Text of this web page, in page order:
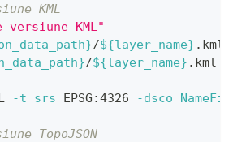
KML
versiune KML"
/${layer_name} .kml
/${layer_name} .kml
-t_srs EPSG:4326 -dsco
TopoJSON